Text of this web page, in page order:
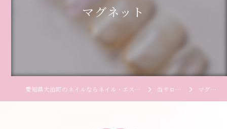
マグネット
愛知県大治町のネイルならネイル・エステサロン Rosala【ロザーラ】 当サロンの特徴 マグネット